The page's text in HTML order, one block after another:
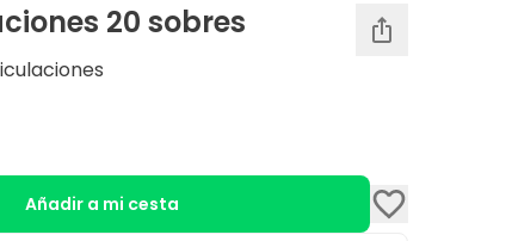
20 sobres
Añadir a mi cesta